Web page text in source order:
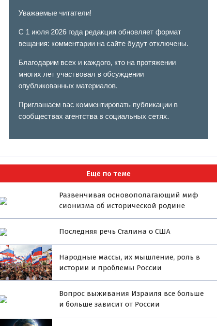
Уважаемые читатели!
С 1 июля 2026 года редакция обновляет формат
вещания: комментарии на сайте будут отключены.
Благодарим всех и каждого, кто на протяжении
многих лет участвовал в обсуждении
опубликованных материалов.
Приглашаем вас комментировать публикации в
сообществах агентства в социальных сетях.
Ещё по теме
Развенчивая основополагающий миф
сионизма об исторической родине
Последняя речь Сталина о США
Народные массы, их мышление, роль в
истории и проблемы России
Вопрос выживания Израиля все больше
и больше зависит от России